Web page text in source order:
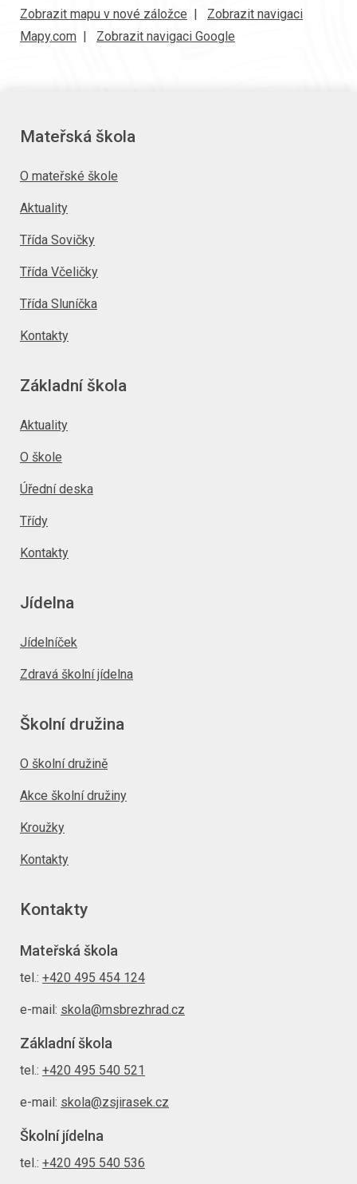
Zobrazit mapu v nové záložce | Zobrazit navigaci
Mapy.com | Zobrazit navigaci Google
Mateřská škola
O mateřské škole
Aktuality
Třída Sovičky
Třída Včeličky
Třída Sluníčka
Kontakty
Základní škola
Aktuality
O škole
Úřední deska
Třídy
Kontakty
Jídelna
Jídelníček
Zdravá školní jídelna
Školní družina
O školní družině
Akce školní družiny
Kroužky
Kontakty
Kontakty
Mateřská škola
tel.: +420 495 454 124
e-mail: skola@msbrezhrad.cz
Základní škola
tel.: +420 495 540 521
e-mail: skola@zsjirasek.cz
Školní jídelna
tel.: +420 495 540 536